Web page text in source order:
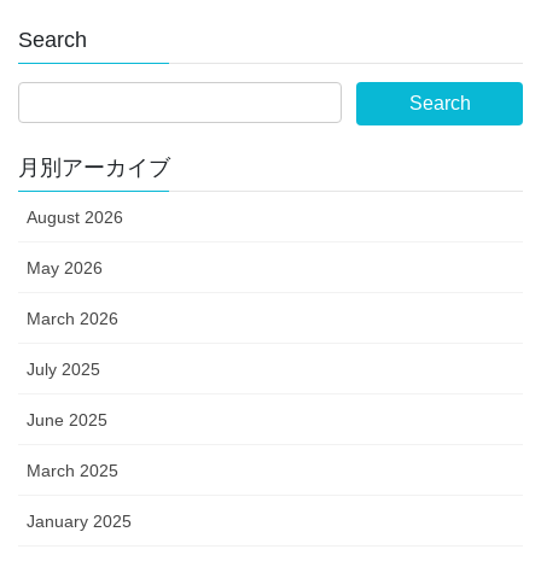
Search
月別アーカイブ
August 2026
May 2026
March 2026
July 2025
June 2025
March 2025
January 2025